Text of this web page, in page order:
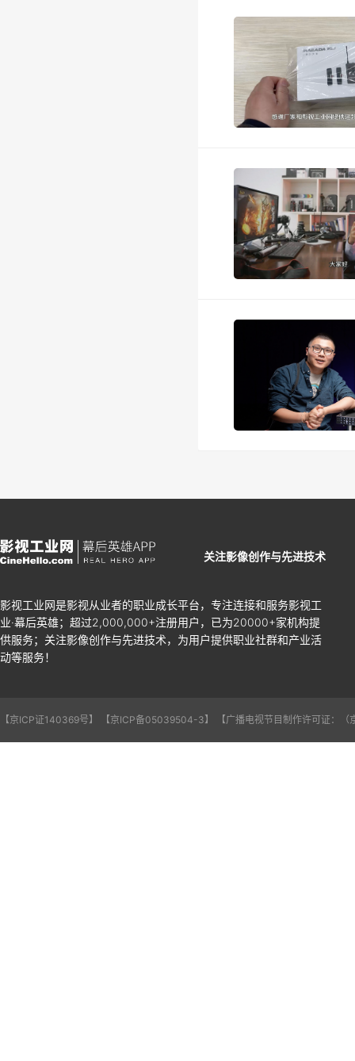
关注影像创作与先进技术
影视工业网是影视从业者的职业成长平台，专注连接和服务影视工
业·幕后英雄；超过2,000,000+注册用户，已为20000+家机构提
供服务；关注影像创作与先进技术，为用户提供职业社群和产业活
动等服务！
【京ICP证140369号】 【京ICP备05039504-3】 【广播电视节目制作许可证：